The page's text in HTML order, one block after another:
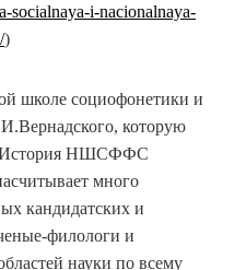
socialnaya-i-nacionalnaya-
)
школе социофонетики и
которую
История НШСФФС
много
кандидатских и
филологи и
науки по всему